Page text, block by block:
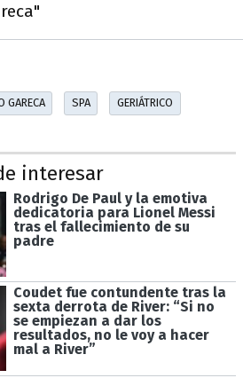
GARECA SPA GERIÁTRICO
interesar
Rodrigo De Paul y la emotiva
dedicatoria para Lionel Messi
tras el fallecimiento de su
padre
Coudet fue contundente tras la
sexta derrota de River: “Si no
se empiezan a dar los
resultados, no le voy a hacer
mal a River”